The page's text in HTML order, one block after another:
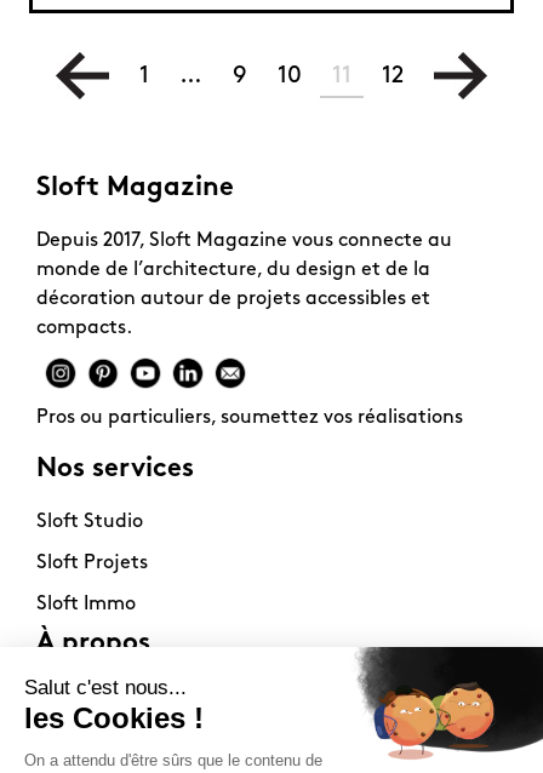
1 … 9 10 11 12
Sloft Magazine
Depuis 2017, Sloft Magazine vous connecte au
monde de l’architecture, du design et de la
décoration autour de projets accessibles et
compacts.
Pros ou particuliers, soumettez vos réalisations
Nos services
Sloft Studio
Sloft Projets
Sloft Immo
À propos
Contact